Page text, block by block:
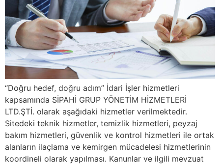
“Doğru hedef, doğru adım” İdari İşler hizmetleri
kapsamında SİPAHİ GRUP YÖNETİM HİZMETLERİ
LTD.ŞTİ. olarak aşağıdaki hizmetler verilmektedir.
Sitedeki teknik hizmetler, temizlik hizmetleri, peyzaj
bakım hizmetleri, güvenlik ve kontrol hizmetleri ile ortak
alanların ilaçlama ve kemirgen mücadelesi hizmetlerinin
koordineli olarak yapılması. Kanunlar ve ilgili mevzuat